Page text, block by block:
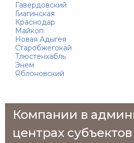
Гавердовский
Гиагинская
Краснодар
Майкоп
Новая Адыгея
Старобжегокай
Тлюстенхабль
Энем
Яблоновский
Компании в
центрах